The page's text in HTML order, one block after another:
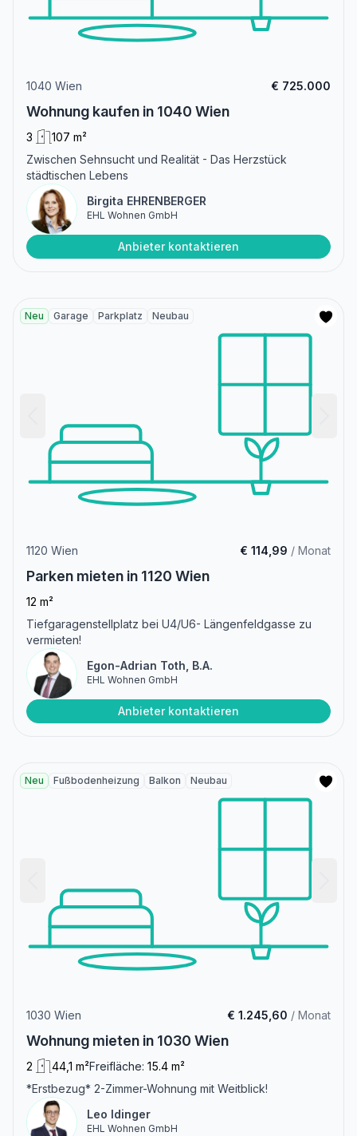
1040 Wien € 725.000
Wohnung kaufen in 1040 Wien
3
107 m²
Zwischen Sehnsucht und Realität - Das Herzstück
städtischen Lebens
Birgita EHRENBERGER
EHL Wohnen GmbH
Anbieter kontaktieren
Neu Garage Parkplatz Neubau
1120 Wien € 114,99 / Monat
Parken mieten in 1120 Wien
12 m²
Tiefgaragenstellplatz bei U4/U6- Längenfeldgasse zu
vermieten!
Egon-Adrian Toth, B.A.
EHL Wohnen GmbH
Anbieter kontaktieren
Neu Fußbodenheizung Balkon Neubau
1030 Wien € 1.245,60 / Monat
Wohnung mieten in 1030 Wien
2 44,1 m²Freifläche: 15.4 m²
*Erstbezug* 2-Zimmer-Wohnung mit Weitblick!
Leo Idinger
EHL Wohnen GmbH